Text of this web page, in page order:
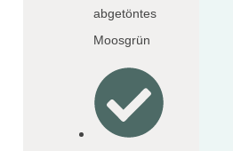
abgetöntes
Moosgrün